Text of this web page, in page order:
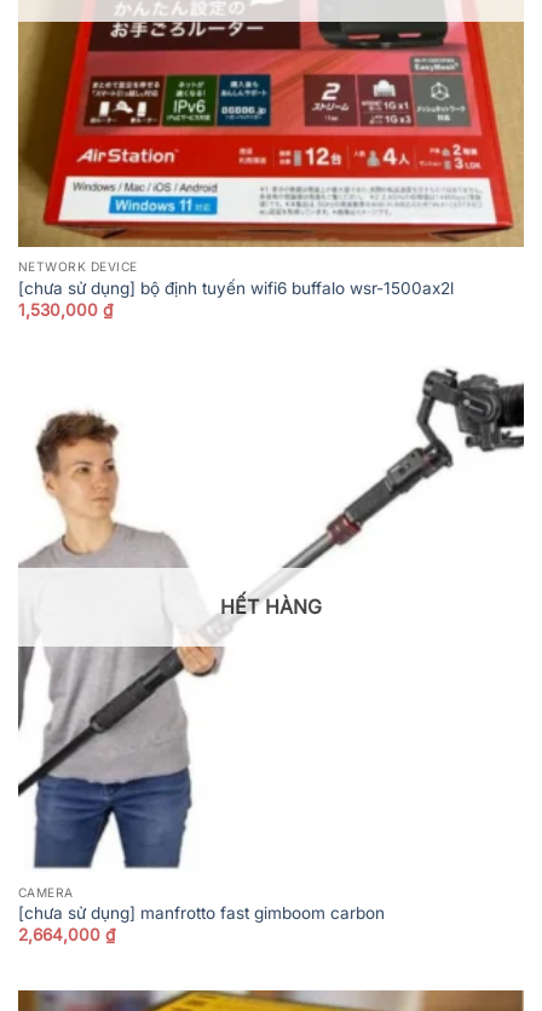
NETWORK DEVICE
[chưa sử dụng] bộ định tuyến wifi6 buffalo wsr-1500ax2l
1,530,000 ₫
HẾT HÀNG
CAMERA
[chưa sử dụng] manfrotto fast gimboom carbon
2,664,000 ₫